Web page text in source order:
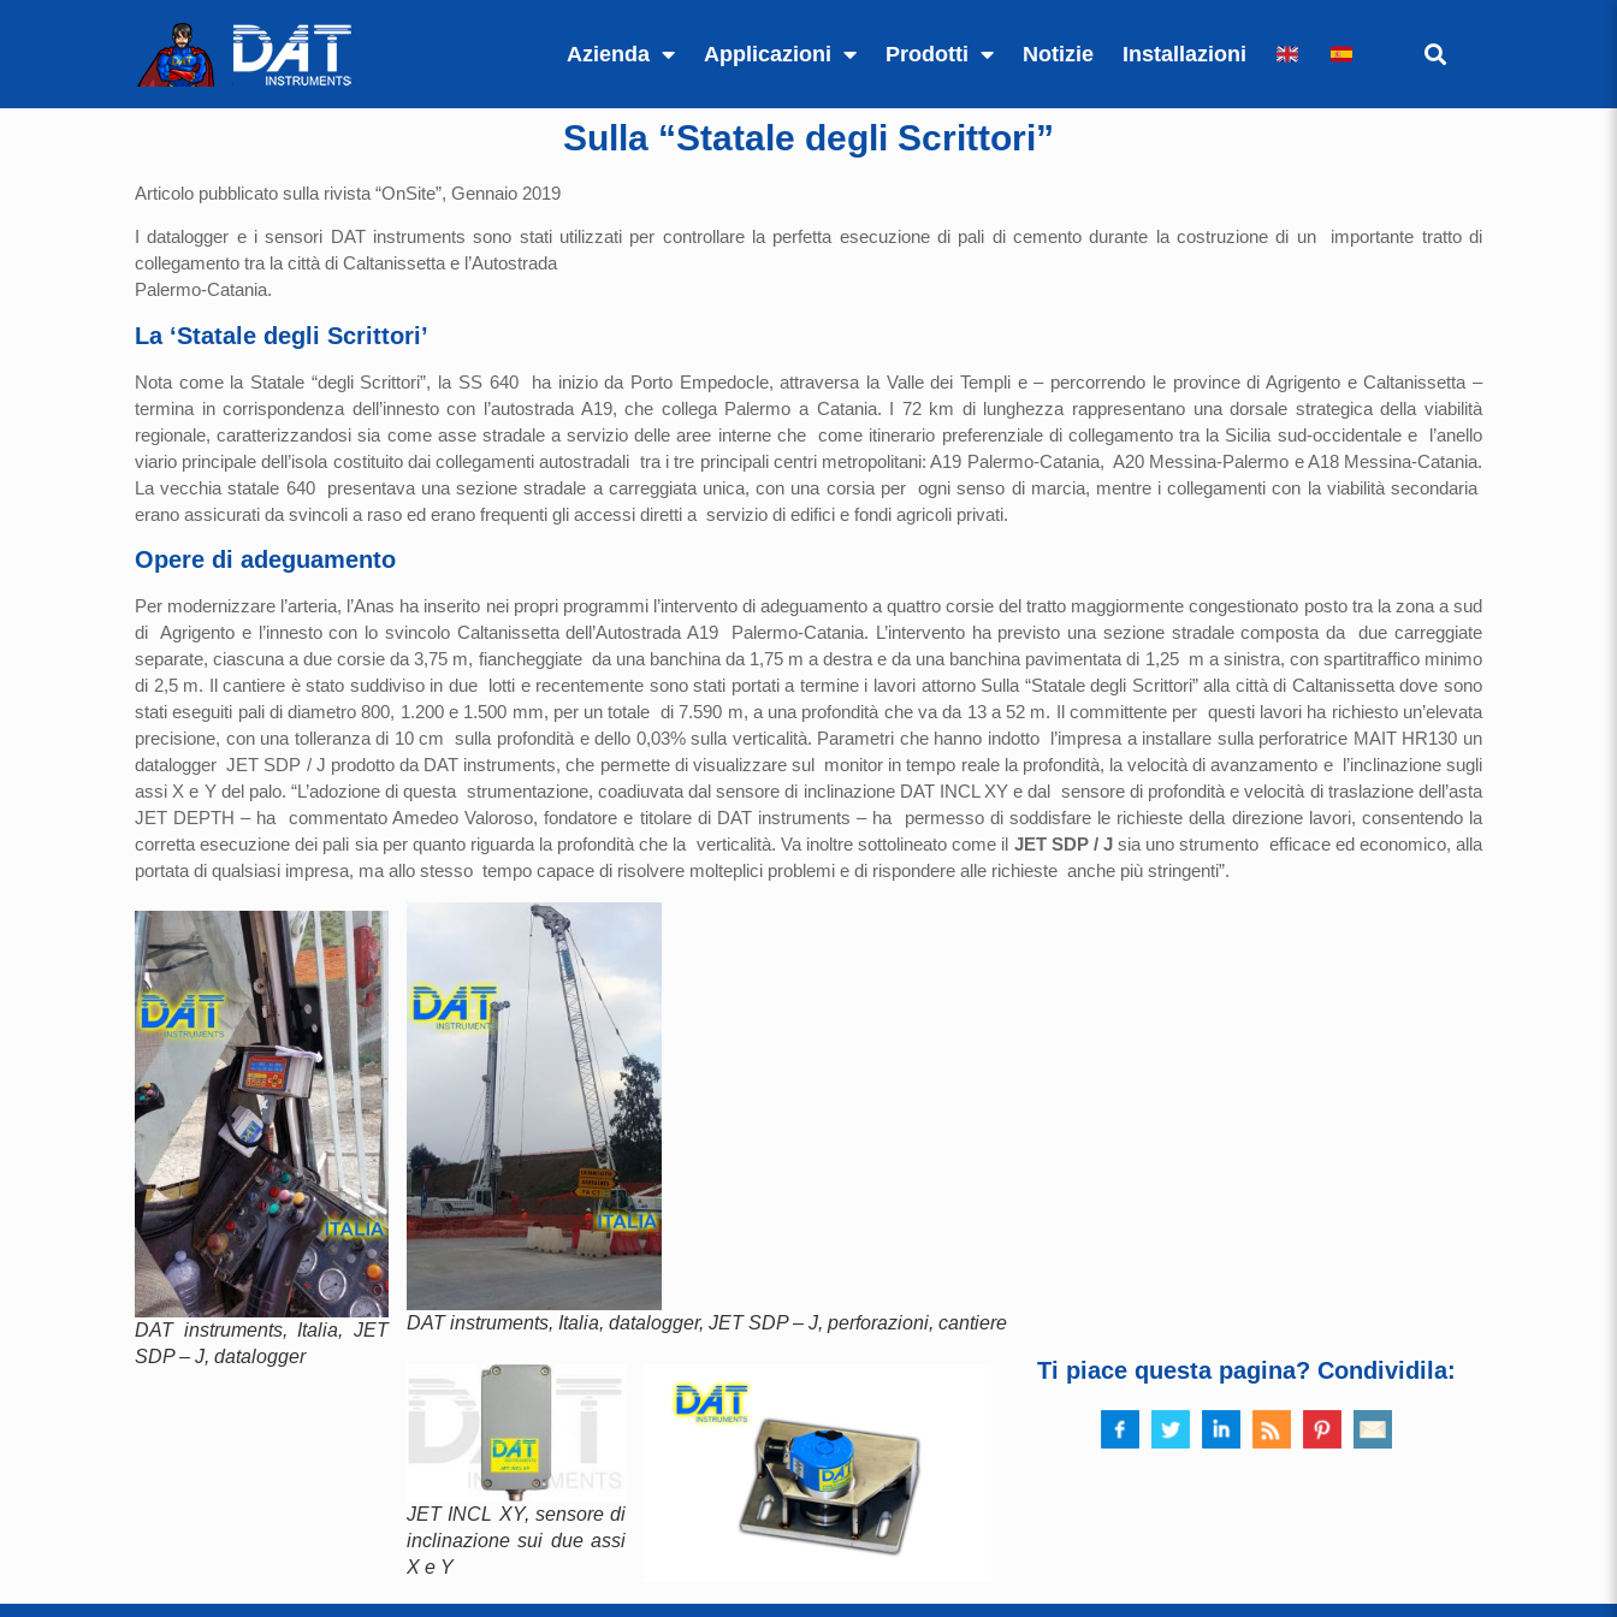
Azienda Applicazioni Prodotti Notizie Installazioni
Sulla “Statale degli Scrittori”
Articolo pubblicato sulla rivista “OnSite”, Gennaio 2019
I datalogger e i sensori DAT instruments sono stati utilizzati per controllare la perfetta esecuzione di pali di cemento durante la costruzione di un importante tratto di
collegamento tra la città di Caltanissetta e l’Autostrada
Palermo-Catania.
La ‘Statale degli Scrittori’
Nota come la Statale “degli Scrittori”, la SS 640 ha inizio da Porto Empedocle, attraversa la Valle dei Templi e – percorrendo le province di Agrigento e Caltanissetta –
termina in corrispondenza dell’innesto con l’autostrada A19, che collega Palermo a Catania. I 72 km di lunghezza rappresentano una dorsale strategica della viabilità
regionale, caratterizzandosi sia come asse stradale a servizio delle aree interne che come itinerario preferenziale di collegamento tra la Sicilia sud-occidentale e l’anello
viario principale dell’isola costituito dai collegamenti autostradali tra i tre principali centri metropolitani: A19 Palermo-Catania, A20 Messina-Palermo e A18 Messina-Catania.
La vecchia statale 640 presentava una sezione stradale a carreggiata unica, con una corsia per ogni senso di marcia, mentre i collegamenti con la viabilità secondaria
erano assicurati da svincoli a raso ed erano frequenti gli accessi diretti a servizio di edifici e fondi agricoli privati.
Opere di adeguamento
Per modernizzare l’arteria, l’Anas ha inserito nei propri programmi l’intervento di adeguamento a quattro corsie del tratto maggiormente congestionato posto tra la zona a sud
di Agrigento e l’innesto con lo svincolo Caltanissetta dell’Autostrada A19 Palermo-Catania. L’intervento ha previsto una sezione stradale composta da due carreggiate
separate, ciascuna a due corsie da 3,75 m, fiancheggiate da una banchina da 1,75 m a destra e da una banchina pavimentata di 1,25 m a sinistra, con spartitraffico minimo
di 2,5 m. Il cantiere è stato suddiviso in due lotti e recentemente sono stati portati a termine i lavori attorno Sulla “Statale degli Scrittori” alla città di Caltanissetta dove sono
stati eseguiti pali di diametro 800, 1.200 e 1.500 mm, per un totale di 7.590 m, a una profondità che va da 13 a 52 m. Il committente per questi lavori ha richiesto un’elevata
precisione, con una tolleranza di 10 cm sulla profondità e dello 0,03% sulla verticalità. Parametri che hanno indotto l’impresa a installare sulla perforatrice MAIT HR130 un
datalogger JET SDP / J prodotto da DAT instruments, che permette di visualizzare sul monitor in tempo reale la profondità, la velocità di avanzamento e l’inclinazione sugli
assi X e Y del palo. “L’adozione di questa strumentazione, coadiuvata dal sensore di inclinazione DAT INCL XY e dal sensore di profondità e velocità di traslazione dell’asta
JET DEPTH – ha commentato Amedeo Valoroso, fondatore e titolare di DAT instruments – ha permesso di soddisfare le richieste della direzione lavori, consentendo la
corretta esecuzione dei pali sia per quanto riguarda la profondità che la verticalità. Va inoltre sottolineato come il JET SDP / Jsia uno strumento efficace ed economico, alla
portata di qualsiasi impresa, ma allo stesso tempo capace di risolvere molteplici problemi e di rispondere alle richieste anche più stringenti”.
DAT instruments, Italia, JET
SDP – J, datalogger
DAT instruments, Italia, datalogger, JET SDP – J, perforazioni, cantiere
JET INCL XY, sensore di
inclinazione sui due assi
X e Y
Ti piace questa pagina? Condividila: